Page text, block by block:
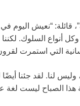
قائلة: “نعيش
أنواع السلوك.
التي استمرت
لنا. لقد جئنا
الصباح ليست لغة